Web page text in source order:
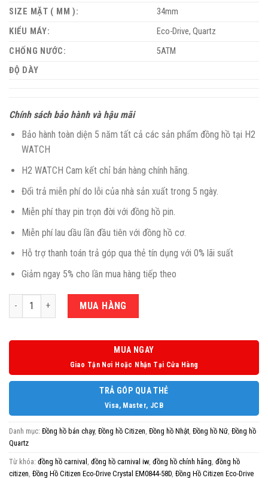
SIZE MẶT ( MM ):
34mm
KIỂU MÁY:
Eco-Drive, Quartz
CHỐNG NƯỚC:
5ATM
ĐỘ DÀY
Chính sách bảo hành và hậu mãi
Bảo hành toàn diện 5 năm tất cả các sản phẩm đồng hồ tại H2
WATCH
H2 WATCH Cam kết chỉ bán hàng chính hãng.
Đổi trả miễn phí do lỗi của nhà sản xuất trong 5 ngày.
Miễn phí thay pin trọn đời với đồng hồ pin.
Miễn phí lau dầu lần đầu tiên với đồng hồ cơ.
Hỗ trợ thanh toán trả góp qua thẻ tín dụng với 0% lãi suất
Giảm ngay 5% cho lần mua hàng tiếp theo
Số lượng MUA HÀNG
MUA NGAY
Giao Tận Nơi Hoặc Nhận Tại Cửa Hàng
TRẢ GÓP QUA THẺ
Visa, Master, JCB
Danh mục: Đồng hồ bán chạy, Đồng hồ Citizen Đồng hồ Nhật Đồng hồ Nữ Đồng hồ
Quartz
Từ khóa: đồng hồ carnival đồng hồ carnival iw, đồng hồ chính hãng đồng hồ
citizen Đồng Hồ Citizen Eco-Drive Crystal EM0844-58D Đồng Hồ Citizen Eco-Drive